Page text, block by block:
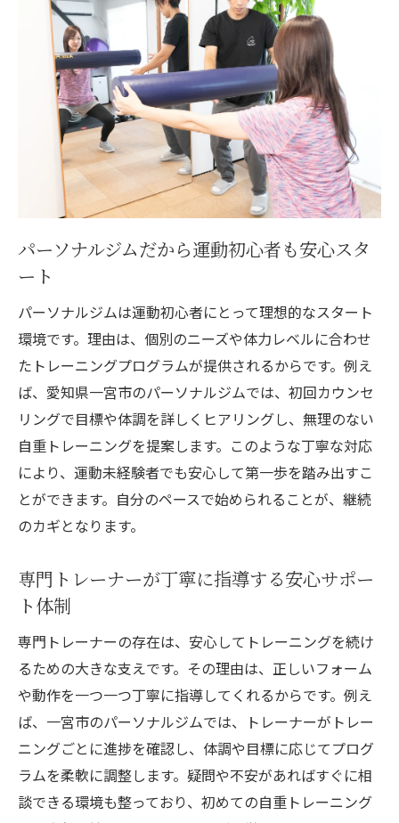
自重トレーニングで始める健康習慣の第一歩
パーソナルジムで実践する自重トレーニン
グの基礎
自重トレーニングが健康習慣形成に役立つ
理由
一宮のパーソナルジムで無理なく始める方
ポイント
るコツ
パーソナルジムが健康維持に効果的な理由
女性や男性問わず安心できるトレーニング環境
パーソナルジムは女性も男性も安心して通
性別を問わず自重トレーニングで理想の体
作り
初心者が選ぶべき安心のパーソナルジム環
女性に人気の一宮パーソナルジムの特徴紹
男性も満足できる自重トレーニングサポー
ト
安心して続けられるパーソナルジムの魅力
手軽に始められる一宮市のパーソナルジム活用
術
パーソナルジムを賢く活用する始め方ガイ
ド
パーソナルジムだから運動初心者も安心スタ
ート
パーソナルジムは運動初心者にとって理想的なスタート
環境です。理由は、個別のニーズや体力レベルに合わせ
たトレーニングプログラムが提供されるからです。例え
ば、愛知県一宮市のパーソナルジムでは、初回カウンセ
リングで目標や体調を詳しくヒアリングし、無理のない
自重トレーニングを提案します。このような丁寧な対応
により、運動未経験者でも安心して第一歩を踏み出すこ
とができます。自分のペースで始められることが、継続
のカギとなります。
専門トレーナーが丁寧に指導する安心サポー
ト体制
専門トレーナーの存在は、安心してトレーニングを続け
るための大きな支えです。その理由は、正しいフォーム
や動作を一つ一つ丁寧に指導してくれるからです。例え
ば、一宮市のパーソナルジムでは、トレーナーがトレー
ニングごとに進捗を確認し、体調や目標に応じてプログ
ラムを柔軟に調整します。疑問や不安があればすぐに相
談できる環境も整っており、初めての自重トレーニング